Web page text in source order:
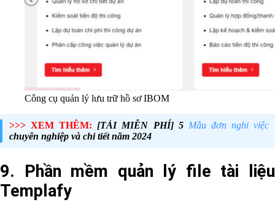
Công cụ quản lý lưu trữ hồ sơ IBOM
>>> XEM THÊM: [TẢI MIỄN PHÍ] 5 Mẫu đơn nghỉ việc
chuyên nghiệp và chi tiết năm 2024
9. Phần mềm quản lý file tài liệu
Templafy